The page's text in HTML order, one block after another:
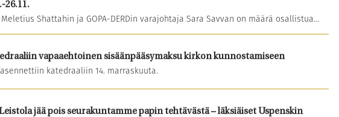
26.11.
Shattahin ja GOPA-DERDin varajohtaja Sara Savvan on määrä osallistua...
vapaaehtoinen sisäänpääsymaksu kirkon kunnostamiseen
katedraaliin 14. marraskuuta.
jää pois seurakuntamme papin tehtävästä – läksiäiset Uspenskin